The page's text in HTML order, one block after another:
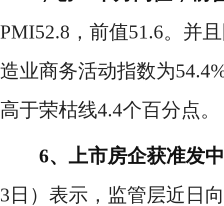
PMI52.8，前值51.6。并
造业商务活动指数为
高于荣枯线4.4个百分点。
6、上市房企获准发
3日）表示，监管层近日